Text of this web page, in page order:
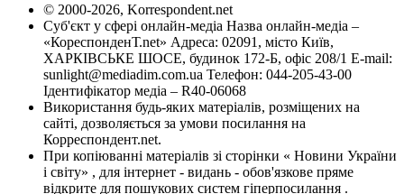
© 2000-2026, Korrespondent.net
Суб'єкт у сфері онлайн-медіа Назва онлайн-медіа –
«КореспонденТ.net» Адреса: 02091, місто Київ,
ХАРКІВСЬКЕ ШОСЕ, будинок 172-Б, офіс 208/1 E-mail:
sunlight@mediadim.com.ua Телефон: 044-205-43-00
Ідентифікатор медіа – R40-06068
Використання будь-яких матеріалів, розміщених на
сайті, дозволяється за умови посилання на
Корреспондент.net.
При копіюванні матеріалів зі сторінки « Новини України
і світу» , для інтернет - видань - обов'язкове пряме
відкрите для пошукових систем гіперпосилання .